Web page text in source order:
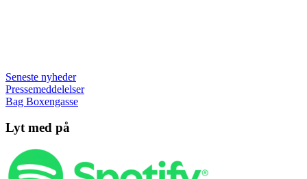
Seneste nyheder
Pressemeddelelser
Bag Boxengasse
Lyt med på